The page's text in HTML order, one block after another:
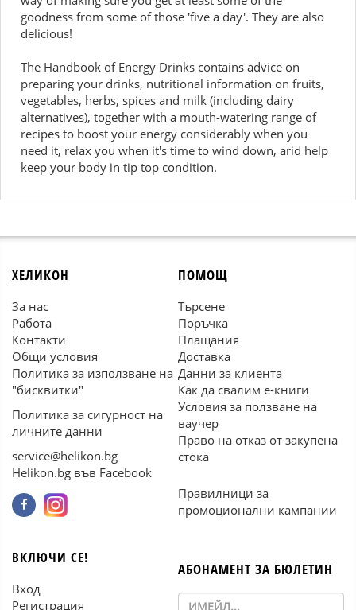
goodness from some of those 'five a day'. They are also
delicious!
The Handbook of Energy Drinks contains advice on
preparing your drinks, nutritional information on fruits,
vegetables, herbs, spices and milk (including dairy
alternatives), together with a mouth-watering range of
recipes to boost your energy considerably when you
need it, relax you when it's time to wind down, arid help
keep your body in tip top condition.
ХЕЛИКОН
За нас
Работа
Контакти
Общи условия
Политика за използване на
"бисквитки"
Политика за сигурност на
личните данни
service@helikon.bg
Helikon.bg във Facebook
ПОМОЩ
Търсене
Поръчка
Плащания
Доставка
Данни за клиента
Как да свалим е-книги
Условия за ползване на
ваучер
Право на отказ от закупена
стока
Правилници за
промоционални кампании
ВКЛЮЧИ СЕ!
Вход
Регистрация
АБОНАМЕНТ ЗА БЮЛЕТИН